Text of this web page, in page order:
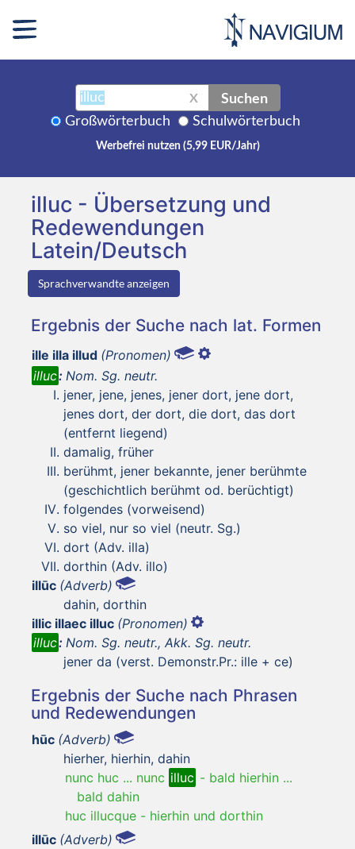
X Suchen
Großwörterbuch Schulwörterbuch
Werbefrei nutzen (5,99 EUR/Jahr)
illuc - Übersetzung und
Redewendungen
Latein/Deutsch
Sprachverwandte anzeigen
Ergebnis der Suche nach lat. Formen
ille illa illud (Pronomen)
illuc: Nom. Sg. neutr.
jener, jene, jenes, jener dort, jene dort,
jenes dort, der dort, die dort, das dort
(entfernt liegend)
damalig, früher
berühmt, jener bekannte, jener berühmte
(geschichtlich berühmt od. berüchtigt)
folgendes (vorweisend)
so viel, nur so viel (neutr. Sg.)
dort (Adv. illa)
dorthin (Adv. illo)
illūc (Adverb)
dahin, dorthin
illic illaec illuc (Pronomen)
illuc: Nom. Sg. neutr., Akk. Sg. neutr.
jener da (verst. Demonstr.Pr.: ille + ce)
Ergebnis der Suche nach Phrasen
und Redewendungen
hūc (Adverb)
hierher, hierhin, dahin
nunc huc ... nunc illuc - bald hierhin ...
bald dahin
huc illucque - hierhin und dorthin
illūc (Adverb)